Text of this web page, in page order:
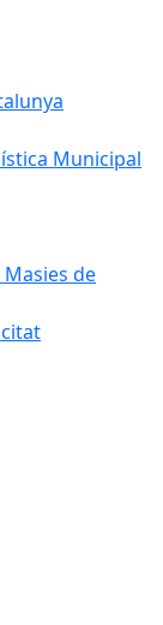
Municipal
Masies de